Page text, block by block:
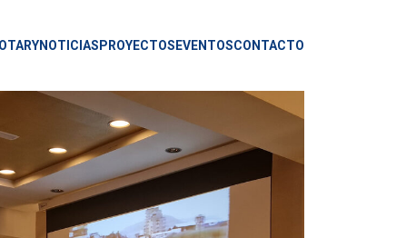
NOTICIASPROYECTOSEVENTOSCONTACTO